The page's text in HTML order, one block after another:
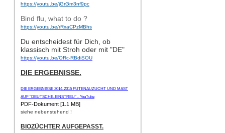
https://youtu.be/jGrGm3nf9pc
Bind flu, what to do ?
https://youtu.be/rRxaCPzMBhs
Du entscheidest für Dich, ob
klassisch mit Stroh oder mit "DE"
https://youtu.be/ORc-RBdiSOU
DIE ERGEBNISSE.
DIE ERGEBNISSE 2014-2015 PUTENAUZUCHT UND MAST
AUF "DEUTSCHE-EINSTREU" - YouTube
PDF-Dokument [1.1 MB]
siehe nebenstehend !
BIOZÜCHTER AUFGEPASST.